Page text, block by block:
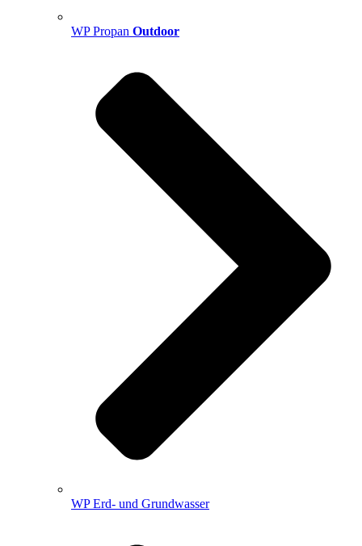
WP Propan Outdoor
WP Erd- und Grundwasser